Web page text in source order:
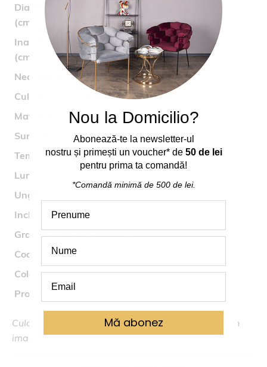
Diametru proiector
(cm)
1,6
Inaltime proiector
(cm)
20
Necesita asamblare
nu
Culoare
negru
Material
metal
Sursa iluminat
4W LED
Temperatura culoare 3000K
Lumeni
Unghi lumina
Inclus
Grad de protectie
IP20
Cod
Colectia
ZENIA
Producator
Culoarea reala poate fi usor diferita fata de cea din
imagine.
Nou la Domicilio?
Abonează-te la newsletter-ul
nostru și primești un voucher* de 50 de lei
pentru prima ta comandă!
*Comandă minimă de 500 de lei.
Mă abonez